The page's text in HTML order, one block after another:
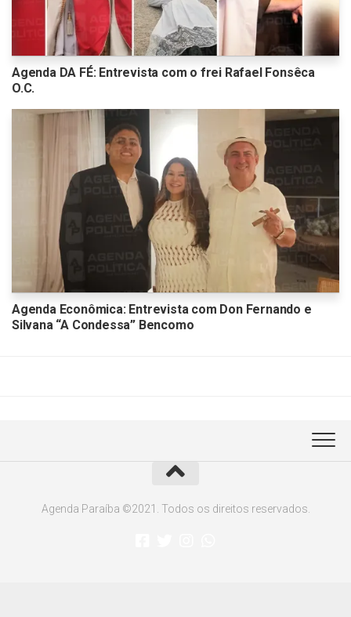
Agenda DA FÉ: Entrevista com o frei Rafael Fonsêca
O.C.
Agenda Econômica: Entrevista com Don Fernando e
Silvana “A Condessa” Bencomo
Agenda Paraíba ©2021. Todos os direitos reservados.